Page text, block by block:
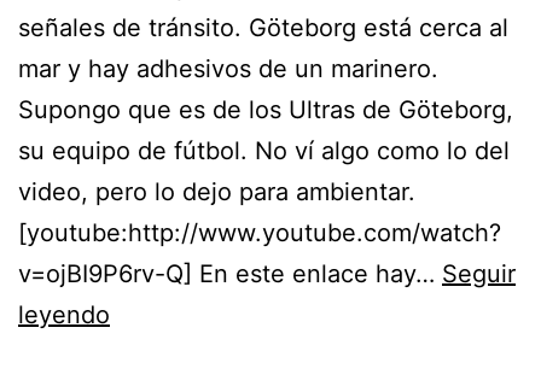
señales de tránsito. Göteborg está cerca al
mar y hay adhesivos de un marinero.
Supongo que es de los Ultras de Göteborg,
su equipo de fútbol. No ví algo como lo del
video, pero lo dejo para ambientar.
[youtube:http://www.youtube.com/watch?
v=ojBI9P6rv-Q] En este enlace hay… Seguir
leyendo